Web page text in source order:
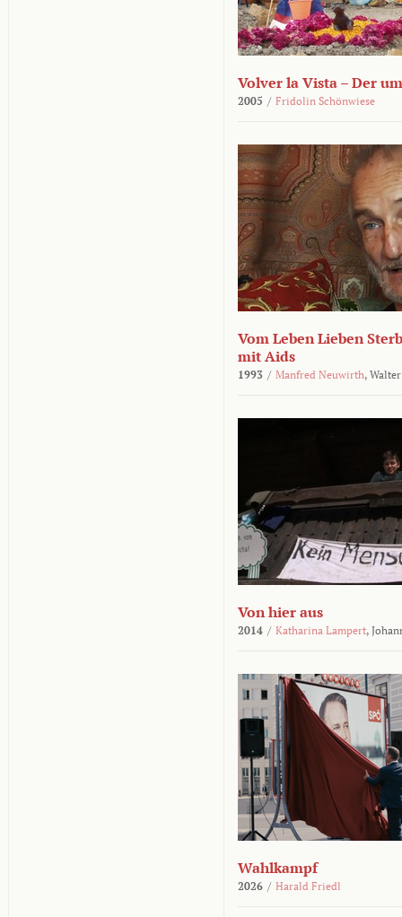
Volver la Vista – Der
2005 / Fridolin Schönwiese
Vom Leben Lieben
mit Aids
1993 / Manfred Neuwirth,
Von hier aus
2014 / Katharina Lampert,
Wahlkampf
2026 / Harald Friedl